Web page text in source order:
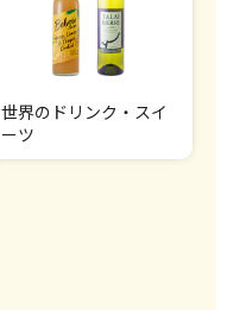
世界のドリンク・スイ
ーツ